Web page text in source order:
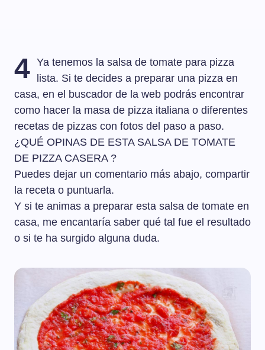
4 Ya tenemos la salsa de tomate para pizza
lista. Si te decides a preparar una pizza en
casa, en el buscador de la web podrás encontrar
como hacer la masa de pizza italiana o diferentes
recetas de pizzas con fotos del paso a paso.
¿QUÉ OPINAS DE ESTA SALSA DE TOMATE
DE PIZZA CASERA ?
Puedes dejar un comentario más abajo, compartir
la receta o puntuarla.
Y si te animas a preparar esta salsa de tomate en
casa, me encantaría saber qué tal fue el resultado
o si te ha surgido alguna duda.